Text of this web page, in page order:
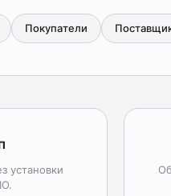
Покупатели
установки